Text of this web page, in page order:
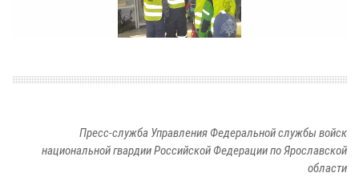
Пресс-служба Управления Федеральной службы войск
национальной гвардии Российской Федерации по Ярославской
области